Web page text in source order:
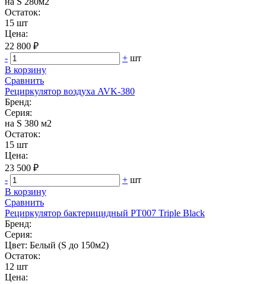
Остаток:
15 шт
Цена:
22 800 ₽
-
+ шт
В корзину
Сравнить
Рециркулятор воздуха AVK-380
Бренд:
Серия:
на S 380 м2
Остаток:
15 шт
Цена:
23 500 ₽
-
+ шт
В корзину
Сравнить
Рециркулятор бактерицидный РТ007 Triple Black
Бренд:
Серия:
Цвет: Белый (S до 150м2)
Остаток:
12 шт
Цена: